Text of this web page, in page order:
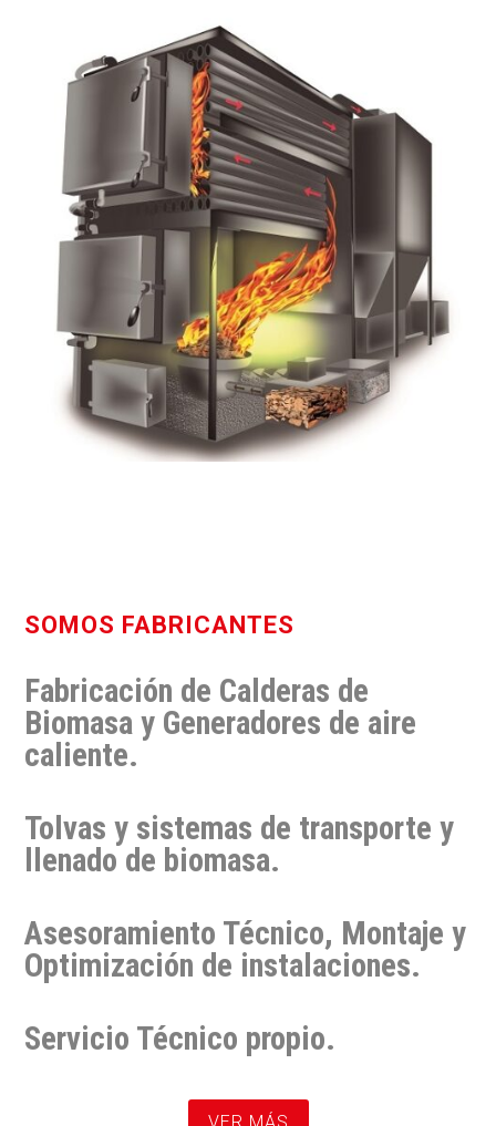
SOMOS FABRICANTES
Fabricación de Calderas de
Biomasa y Generadores de aire
caliente.
Tolvas y sistemas de transporte y
llenado de biomasa.
Asesoramiento Técnico, Montaje y
Optimización de instalaciones.
Servicio Técnico propio.